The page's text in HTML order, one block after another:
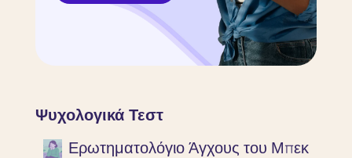
Ψυχολογικά Τεστ
Ερωτηματολόγιο Άγχους του Μπεκ